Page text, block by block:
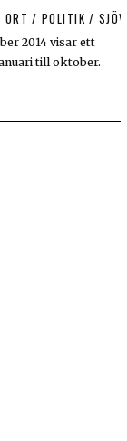
ORT / POLITIK /
2014 visar ett
till oktober.